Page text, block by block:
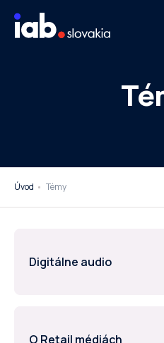
Úvod Témy
Digitálne audio
O Retail médiách